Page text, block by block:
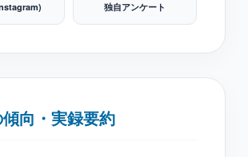
独自アンケート
向・実録要約